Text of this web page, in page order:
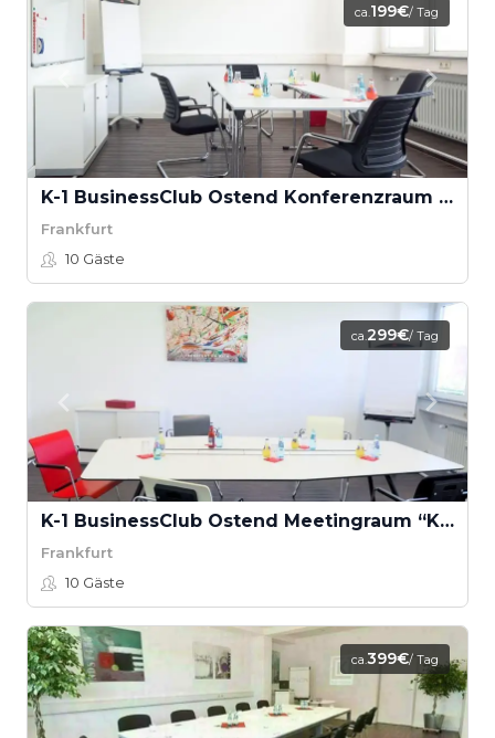
ca.199€/ Tag
K-1 BusinessClub Ostend Konferenzraum "westside"
Frankfurt
10 Gäste
ca.299€/ Tag
K-1 BusinessClub Ostend Meetingraum “Königstein”
Frankfurt
10 Gäste
ca.399€/ Tag